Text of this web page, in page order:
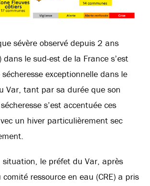
sévère observé depuis 2 ans
le sud-est de la France s’est
exceptionnelle dans le
Var, tant par sa durée que son
s’est accentuée ces
un hiver particulièrement sec
situation, le préfet du Var, après
ressource en eau (CRE) a pris